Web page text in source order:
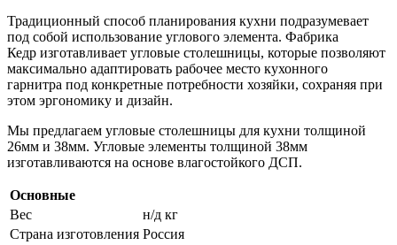
Традиционный способ планирования кухни подразумевает
под собой использование углового элемента. Фабрика
Кедр изготавливает угловые столешницы, которые позволяют
максимально адаптировать рабочее место кухонного
гарнитра под конкретные потребности хозяйки, сохраняя при
этом эргономику и дизайн.
Мы предлагаем угловые столешницы для кухни толщиной
26мм и 38мм. Угловые элементы толщиной 38мм
изготавливаются на основе влагостойкого ДСП.
Основные
Вес
н/д кг
Страна изготовления Россия